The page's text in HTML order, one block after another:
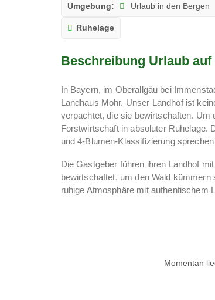
Umgebung: Urlaub in den Bergen
Ruhelage
Beschreibung Urlaub
In Bayern, im Oberallgäu bei
Landhaus Mohr. Unser Landhof ist
verpachtet, die sie bewirtschaften. Um
Forstwirtschaft in absoluter Ruhelage.
und 4-Blumen-Klassifizierung
Die Gastgeber führen ihren Landhof
bewirtschaftet, um den Wald
ruhige Atmosphäre mit authentischem
Ruhelage zwischen Bergen, Feldern,
Das Oberallgäu rund um Immenstadt
Momentan